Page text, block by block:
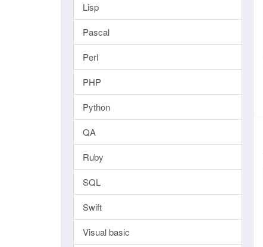
Lisp
Pascal
Perl
PHP
Python
QA
Ruby
SQL
Swift
Visual basic